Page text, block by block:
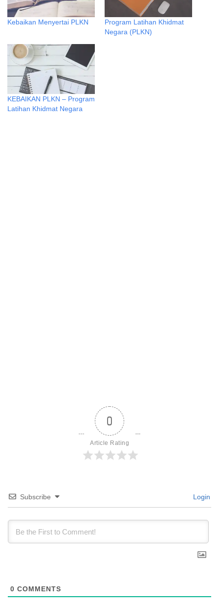
Kebaikan Menyertai PLKN
Program Latihan Khidmat
Negara (PLKN)
KEBAIKAN PLKN – Program
Latihan Khidmat Negara
0
Article Rating
Subscribe Login
0 COMMENTS